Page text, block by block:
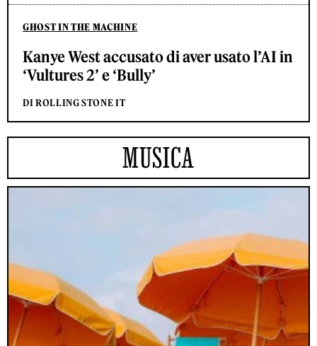
GHOST IN THE MACHINE
Kanye West accusato di aver usato l’AI in
‘Vultures 2’ e ‘Bully’
DI ROLLING STONE IT
MUSICA